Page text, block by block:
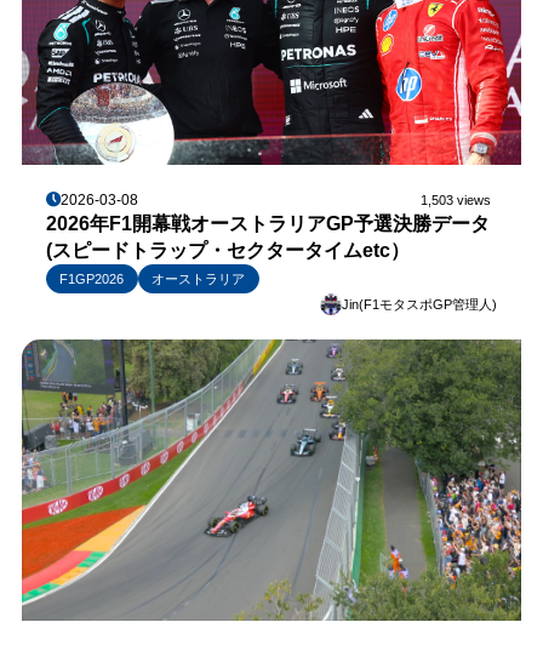
2026-03-08 1,503 views
2026年F1開幕戦オーストラリアGP予選決勝データ
(スピードトラップ・セクタータイムetc）
F1GP2026
オーストラリア
Jin(F1モタスポGP管理人)